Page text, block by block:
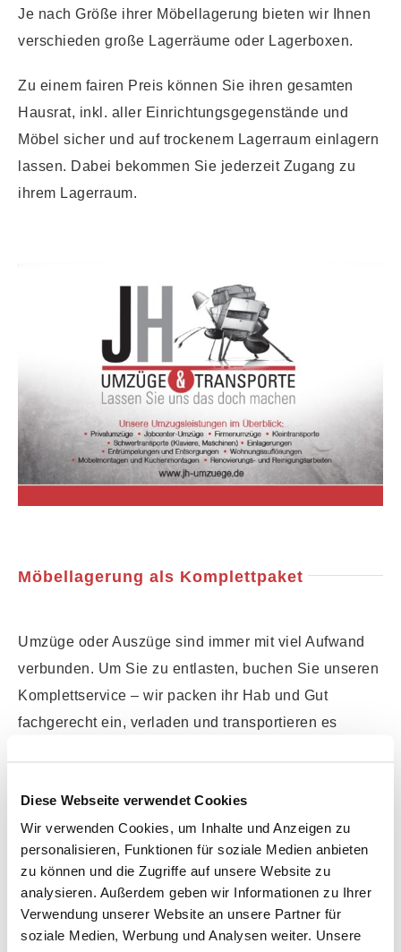
Diese Webseite verwendet Cookies
Wir verwenden Cookies, um Inhalte und Anzeigen zu
personalisieren, Funktionen für soziale Medien anbieten
zu können und die Zugriffe auf unsere Website zu
analysieren. Außerdem geben wir Informationen zu Ihrer
Verwendung unserer Website an unsere Partner für
soziale Medien, Werbung und Analysen weiter. Unsere
Je nach Größe ihrer Möbellagerung bieten wir Ihnen
verschieden große Lagerräume oder Lagerboxen.
Zu einem fairen Preis können Sie ihren gesamten
Hausrat, inkl. aller Einrichtungsgegenstände und
Möbel sicher und auf trockenem Lagerraum einlagern
lassen. Dabei bekommen Sie jederzeit Zugang zu
ihrem Lagerraum.
Möbellagerung als Komplettpaket
Umzüge oder Auszüge sind immer mit viel Aufwand
verbunden. Um Sie zu entlasten, buchen Sie unseren
Komplettservice – wir packen ihr Hab und Gut
fachgerecht ein, verladen und transportieren es
Zeitpunkt zur neuen Adresse und packen es wieder
aus und bauen ihre Möbel fachmännisch wieder auf.
Möbellagerung – unser Angebot:
Einlagerung von Möbeln und
Einrichtungsgegenständen